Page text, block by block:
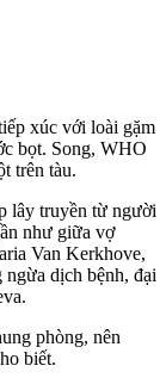
xúc với loài gặm
bọt. Song, WHO
trên tàu.
lây truyền từ người
như giữa vợ
Van Kerkhove,
ngừa dịch bệnh, đại
phòng, nên
biết.